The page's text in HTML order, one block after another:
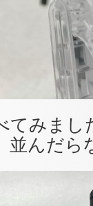
てみまし
並んだら